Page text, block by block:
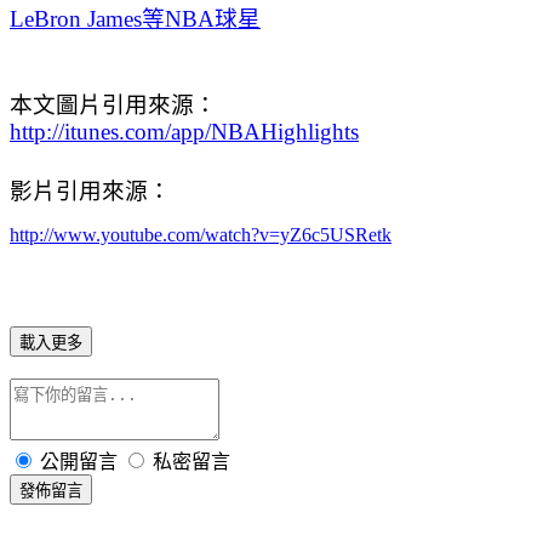
LeBron James等NBA球星
本文圖片引用來源：
http://itunes.com/app/NBAHighlights
影片引用來源：
http://www.youtube.com/watch?v=yZ6c5USRetk
載入更多
公開留言 私密留言
發佈留言